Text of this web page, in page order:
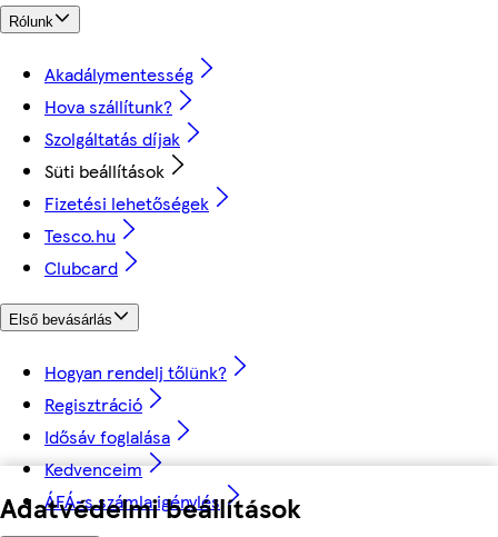
Adatvédelmi beállítások
Rólunk
Akadálymentesség
Hova szállítunk?
Szolgáltatás díjak
Süti beállítások
Fizetési lehetőségek
Tesco.hu
Clubcard
Első bevásárlás
Hogyan rendelj tőlünk?
Regisztráció
Idősáv foglalása
Kedvenceim
ÁFÁ-s számla igénylés